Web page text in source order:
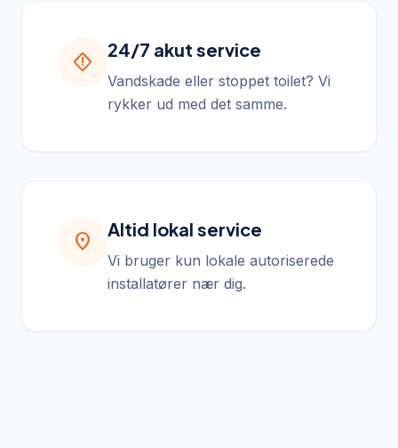
emergency_home
24/7 akut service
Vandskade eller stoppet toilet? Vi
rykker ud med det samme.
location_on
Altid lokal service
Vi bruger kun lokale autoriserede
installatører nær dig.